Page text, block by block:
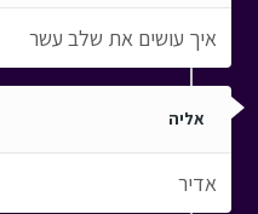
איך עושים את שלב עשר
אליה
אדיר